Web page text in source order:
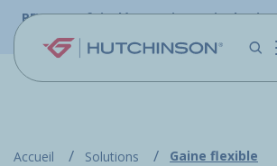
Aller au contenu principal
PFW.aero fait désormais partie du
Accueil Solutions Gaine flexible